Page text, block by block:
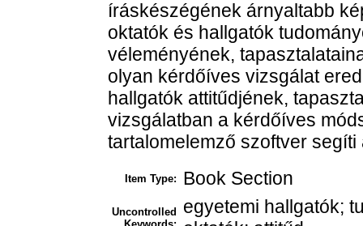
íráskészégének árnyaltabb
oktatók és hallgatók
véleményének,
olyan kérdőíves vizsgálat
hallgatók attitűdjének,
vizsgálatban a kérdőíves
tartalomelemző szoftver
Item Type: Book Section
Uncontrolled
egyetemi hallgatók;